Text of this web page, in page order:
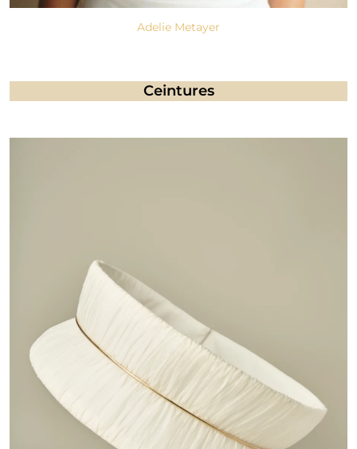
Adelie Metayer
Ceintures